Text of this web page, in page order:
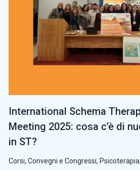
International Schema
Meeting 2025: cosa c’è di
in ST?
Corsi, Convegni e Congressi, Psicoterapia,